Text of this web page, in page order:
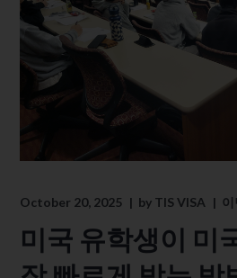
October 20, 2025 by TIS VISA 이
미국 유학생이 미